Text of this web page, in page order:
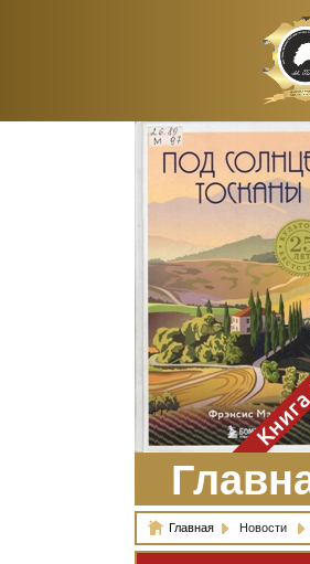
Здесь, в
итальянском доме, я
испытала
радость
природой. Дом
для бабочек,
или всех, кто
влететь в одно
вылететь из другого.
мы почти
дворе. Во мне
возродился
смысл моей
умение
настоящим и не
что даже нашлось
отполировать до
оконное стекло.
Заказать
Главная Новости